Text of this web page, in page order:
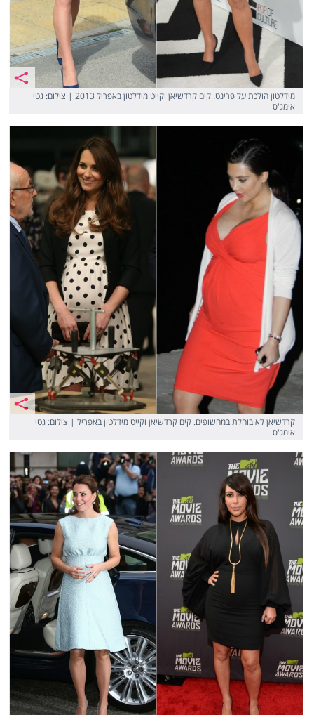
מידלטון הולכת על פרינט. קים קרדשיאן וקייט מידלטון באפריל 2013 | צילום: גטי
אימג'ס
קרדשיאן לא בוחלת במחשופים. קים קרדשיאן וקייט מידלטון באפריל | צילום: גטי
אימג'ס